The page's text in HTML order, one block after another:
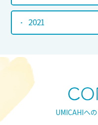
2021
UMICAHIへ